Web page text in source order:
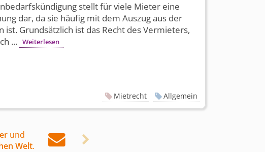
stellt für viele Mieter eine
dar, da sie häufig mit dem Auszug aus der
ist. Grundsätzlich ist das Recht des Vermieters,
... Weiterlesen
Mietrecht Allgemein
und
Welt.  